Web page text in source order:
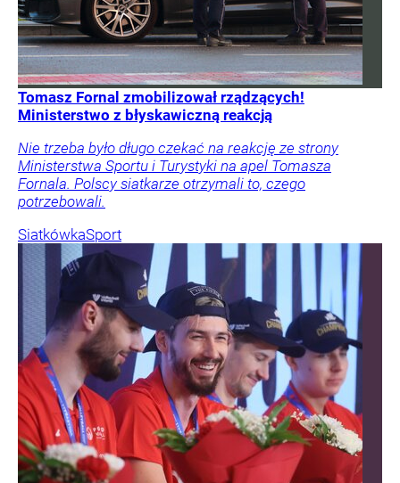
Tomasz Fornal zmobilizował rządzących!
Ministerstwo z błyskawiczną reakcją
Nie trzeba było długo czekać na reakcję ze strony
Ministerstwa Sportu i Turystyki na apel Tomasza
Fornala. Polscy siatkarze otrzymali to, czego
potrzebowali.
SiatkówkaSport